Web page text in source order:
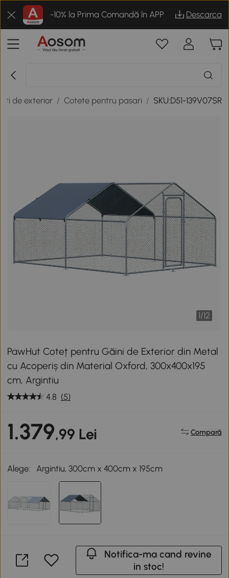
-10% la Prima Comandă în APP Descarca
de exterior / Cotete pentru pasari / SKU:D51-139V07SR
1/12
PawHut Coteț pentru Găini de Exterior din Metal
cu Acoperiș din Material Oxford, 300x400x195
cm, Argintiu
4.8 (5)
1.379,99 Lei Compară
Alege: Argintiu, 300cm x 400cm x 195cm
Notifica-ma cand revine
in stoc!